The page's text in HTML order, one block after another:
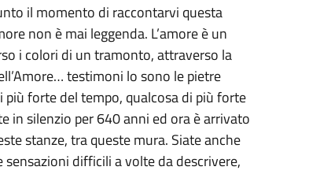
il momento di raccontarvi questa
non è mai leggenda. L’amore è un
i colori di un tramonto, attraverso la
testimoni lo sono le pietre
forte del tempo, qualcosa di più forte
in silenzio per 640 anni ed ora è arrivato
stanze, tra queste mura. Siate anche
difficili a volte da descrivere,